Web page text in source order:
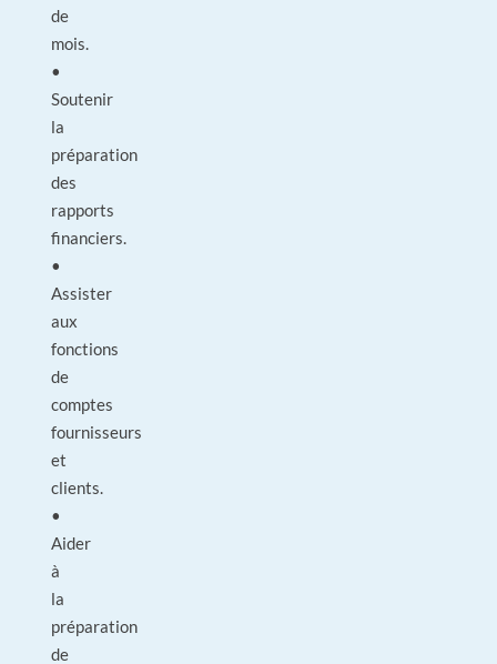
de
mois.
•
Soutenir
la
préparation
des
rapports
financiers.
•
Assister
aux
fonctions
de
comptes
fournisseurs
et
clients.
•
Aider
à
la
préparation
de